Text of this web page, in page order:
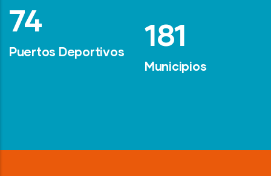
101
Puertos Deportivos 247
Municipios